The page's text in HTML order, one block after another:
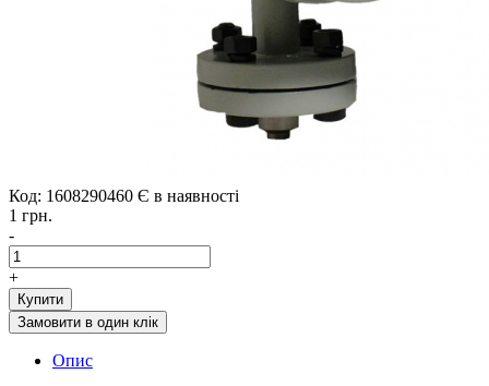
Код: 1608290460 Є в наявності
1 грн.
-
+
Купити
Замовити в один клік
Опис